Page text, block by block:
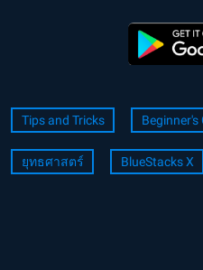
Tips and Tricks Beginner's
ยุทธศาสตร์ BlueStacks X